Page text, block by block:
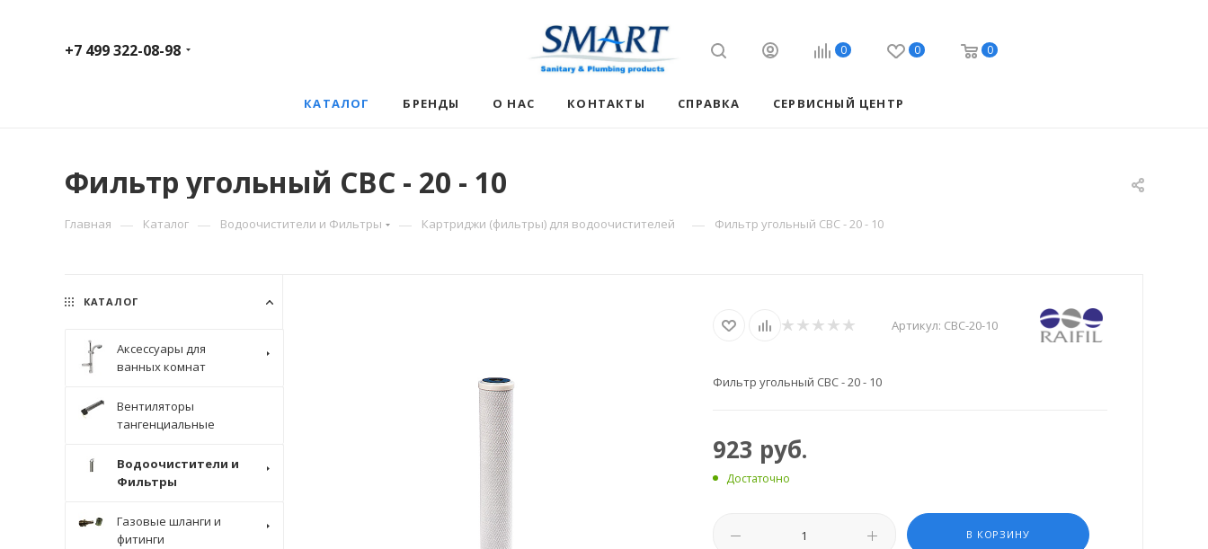
+7 499 322-08-98 0 0 0
КАТАЛОГ БРЕНДЫ О НАС КОНТАКТЫ СПРАВКА СЕРВИСНЫЙ ЦЕНТР
Фильтр угольный CBC - 20 - 10
Главная — Каталог — Водоочистители и Фильтры — Картриджи (фильтры) для водоочистителей — Фильтр угольный CBC - 20 - 10
Артикул: CBC-20-10
Фильтр угольный CBC - 20 - 10
923 руб.
Достаточно
В КОРЗИНУ
КАТАЛОГ
Аксессуары для
ванных комнат
Вентиляторы
тангенциальные
Водоочистители и
Фильтры
Газовые шланги и
фитинги